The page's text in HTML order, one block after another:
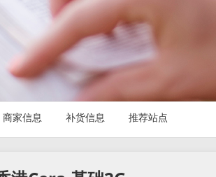
商家信息 补货信息 推荐站点